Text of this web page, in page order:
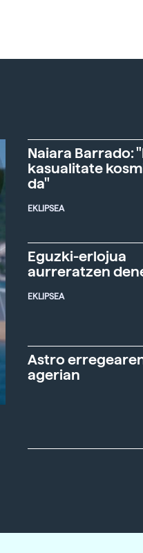
Naiara Barrado:
kasualitate
da"
EKLIPSEA
Eguzki-erlojua
aurreratzen
EKLIPSEA
Astro
agerian